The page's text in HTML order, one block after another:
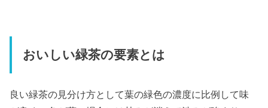
おいしい緑茶の要素とは
良い緑茶の見分け方として葉の緑色の濃度に比例して味